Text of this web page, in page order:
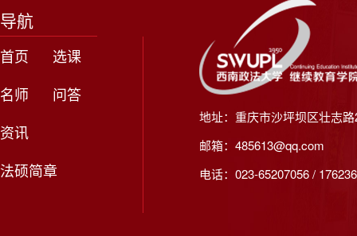
导航
首页
选课
名师
问答
资讯
法硕简章
地址：重庆市沙坪坝区壮志
邮箱：485613@qq.com
电话：023-65207056 /